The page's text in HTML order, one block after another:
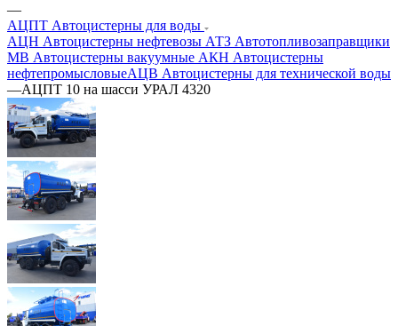
—
АЦПТ Автоцистерны для воды
АЦН Автоцистерны нефтевозы АТЗ Автотопливозаправщики
МВ Автоцистерны вакуумные АКН Автоцистерны
нефтепромысловыеАЦВ Автоцистерны для технической воды
—АЦПТ 10 на шасси УРАЛ 4320